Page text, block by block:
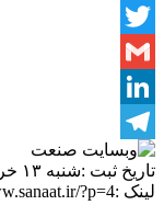
Facebook
Twitter
Gmail
LinkedIn
Telegram
تاریخ ثبت :شنبه ۱۳ خرداد ۱۳۹۶
لینک :?p=4